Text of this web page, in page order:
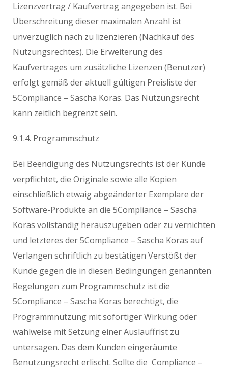
Lizenzvertrag / Kaufvertrag angegeben ist. Bei
Überschreitung dieser maximalen Anzahl ist
unverzüglich nach zu lizenzieren (Nachkauf des
Nutzungsrechtes). Die Erweiterung des
Kaufvertrages um zusätzliche Lizenzen (Benutzer)
erfolgt gemäß der aktuell gültigen Preisliste der
5Compliance – Sascha Koras. Das Nutzungsrecht
kann zeitlich begrenzt sein.
9.1.4. Programmschutz
Bei Beendigung des Nutzungsrechts ist der Kunde
verpflichtet, die Originale sowie alle Kopien
einschließlich etwaig abgeänderter Exemplare der
Software-Produkte an die 5Compliance – Sascha
Koras vollständig herauszugeben oder zu vernichten
und letzteres der 5Compliance – Sascha Koras auf
Verlangen schriftlich zu bestätigen Verstößt der
Kunde gegen die in diesen Bedingungen genannten
Regelungen zum Programmschutz ist die
5Compliance – Sascha Koras berechtigt, die
Programmnutzung mit sofortiger Wirkung oder
wahlweise mit Setzung einer Auslauffrist zu
untersagen. Das dem Kunden eingeräumte
Benutzungsrecht erlischt. Sollte die Compliance –